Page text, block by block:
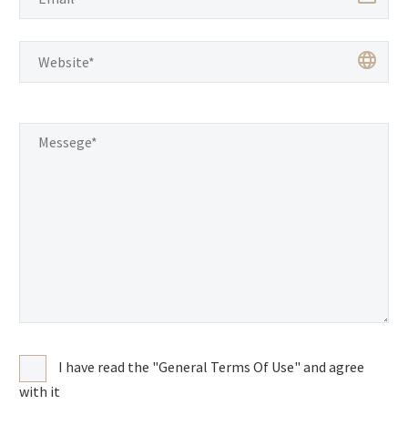
I have read the "General Terms Of Use" and agree
with it